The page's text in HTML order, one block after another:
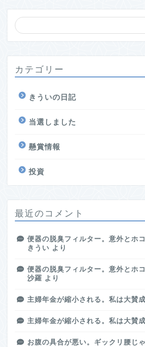
カテゴリー
きういの日記
当選しました
懸賞情報
投資
最近のコメント
便器の脱臭フィルター。意外とホ
きうい より
便器の脱臭フィルター。意外とホ
沙羅 より
主婦年金が縮小される。私は大賛成
主婦年金が縮小される。私は大賛成
お腹の具合が悪い。ギックリ腰じ